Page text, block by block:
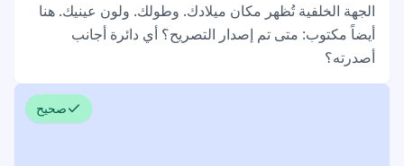
الجهة الخلفية تُظهر مكان ميلادك. وطولك. ولون عينيك. هنا
أيضاً مكتوب: متى تم إصدار التصريح؟ أي دائرة أجانب
أصدرته؟
صحيح